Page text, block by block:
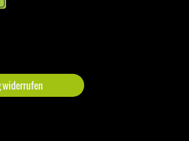
widerrufen